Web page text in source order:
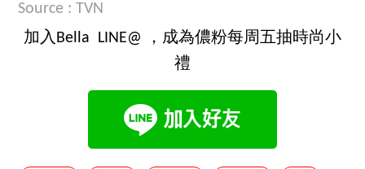
Source : TVN
加入Bella LINE@ ，成為儂粉每周五抽時尚小
禮